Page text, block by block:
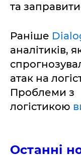
та
Раніше
аналітиків,
атак на
Проблеми з
логістикою
Останні